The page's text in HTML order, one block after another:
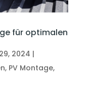
für optimalen
2024 |
, PV Montage,